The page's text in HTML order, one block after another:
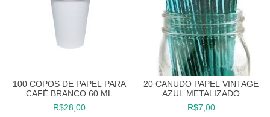
100 COPOS DE PAPEL PARA
CAFÉ BRANCO 60 ML
R$28,00
20 CANUDO PAPEL VINTAGE
AZUL METALIZADO
R$7,00